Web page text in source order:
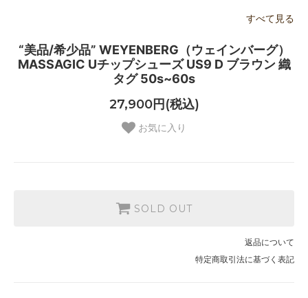
すべて見る
“美品/希少品” WEYENBERG（ウェインバーグ）
MASSAGIC Uチップシューズ US9 D ブラウン 織
タグ 50s~60s
27,900円(税込)
お気に入り
SOLD OUT
返品について
特定商取引法に基づく表記